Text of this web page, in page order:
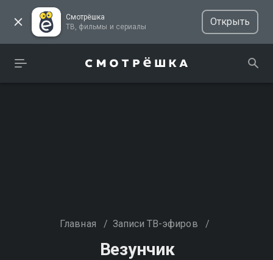
Смотрёшка
ТВ, фильмы и сериалы
Открыть
Главная / Записи ТВ-эфиров /
Везунчик